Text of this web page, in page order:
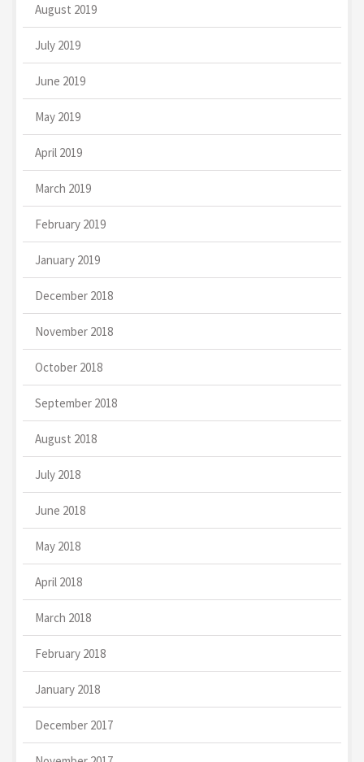
August 2019
July 2019
June 2019
May 2019
April 2019
March 2019
February 2019
January 2019
December 2018
November 2018
October 2018
September 2018
August 2018
July 2018
June 2018
May 2018
April 2018
March 2018
February 2018
January 2018
December 2017